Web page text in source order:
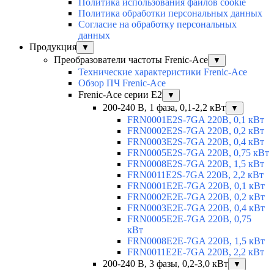
Политика использования файлов cookie
Политика обработки персональных данных
Согласие на обработку персональных
данных
Продукция
▼
Преобразователи частоты Frenic-Ace ▼
Технические характеристики Frenic-Ace
Обзор ПЧ Frenic-Ace
Frenic-Ace серии E2
▼
200-240 В, 1 фаза, 0,1-2,2 кВт ▼
FRN0001E2S-7GA 220В, 0,1 кВт
FRN0002E2S-7GA 220В, 0,2 кВт
FRN0003E2S-7GA 220В, 0,4 кВт
FRN0005E2S-7GA 220В, 0,75 кВт
FRN0008E2S-7GA 220В, 1,5 кВт
FRN0011E2S-7GA 220В, 2,2 кВт
FRN0001E2E-7GA 220В, 0,1 кВт
FRN0002E2E-7GA 220В, 0,2 кВт
FRN0003E2E-7GA 220В, 0,4 кВт
FRN0005E2E-7GA 220В, 0,75
кВт
FRN0008E2E-7GA 220В, 1,5 кВт
FRN0011E2E-7GA 220В, 2,2 кВт
200-240 В, 3 фазы, 0,2-3,0 кВт
▼